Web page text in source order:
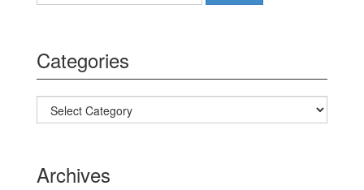
Categories
Categories
Archives